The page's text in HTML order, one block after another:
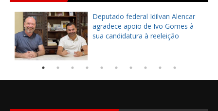
Deputado federal Idilvan Alencar
agradece apoio de Ivo Gomes à
sua candidatura à reeleição